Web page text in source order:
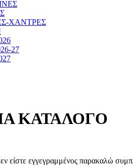
ΧΑΝΤΡΕΣ
27
ΚΑΤΑΛΟΓΟ
είστε εγγεγραμμένος παρακαλώ